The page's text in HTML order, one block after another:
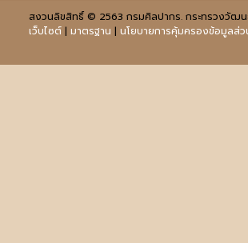
สงวนลิขสิทธิ์ © 2563 กรมศิลปากร. กระทรวงวัฒ
เว็บไซต์| มาตรฐาน | นโยบายการคุ้มครองข้อมูลส่